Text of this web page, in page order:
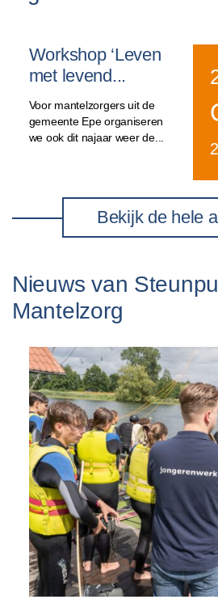
Workshop ‘Leven
met levend...
Voor mantelzorgers uit de
gemeente Epe organiseren
we ook dit najaar weer de...
Bekijk de hele
Nieuws van
Mantelzorg